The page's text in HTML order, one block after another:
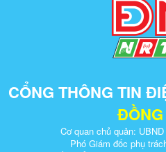
CỔNG THÔNG TIN
Cơ quan chủ quản:
Phó Giám đốc phụ